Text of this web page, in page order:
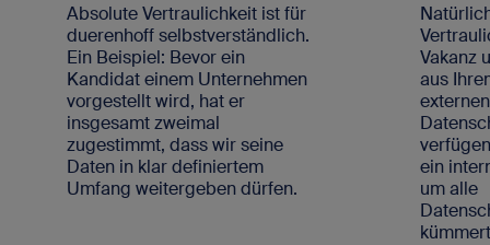
Absolute Vertraulichkeit ist für
duerenhoff selbstverständlich.
Ein Beispiel: Bevor ein
Kandidat einem Unternehmen
vorgestellt wird, hat er
insgesamt zweimal
zugestimmt, dass wir seine
Daten in klar definiertem
Umfang weitergeben dürfen.
Vakanz
aus
externen
ein
um alle